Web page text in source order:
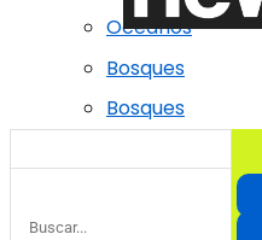
Bosques
Océanos
Bosques